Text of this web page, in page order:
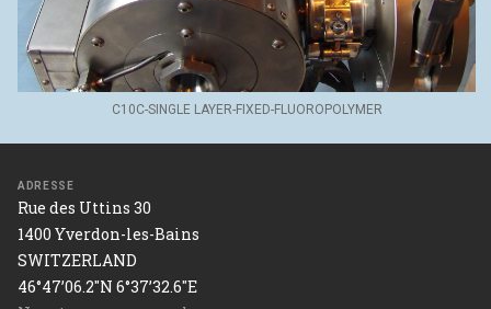
C10C-SINGLE LAYER-FIXED-FLUOROPOLYMER
ADRESSE
Rue des Uttins 30
1400 Yverdon-les-Bains
SWITZERLAND
46°47’06.2"N 6°37’32.6"E